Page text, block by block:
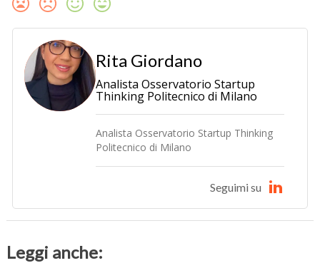
Rita Giordano
Analista Osservatorio Startup
Thinking Politecnico di Milano
Analista Osservatorio Startup Thinking
Politecnico di Milano
Seguimi su
Leggi anche: